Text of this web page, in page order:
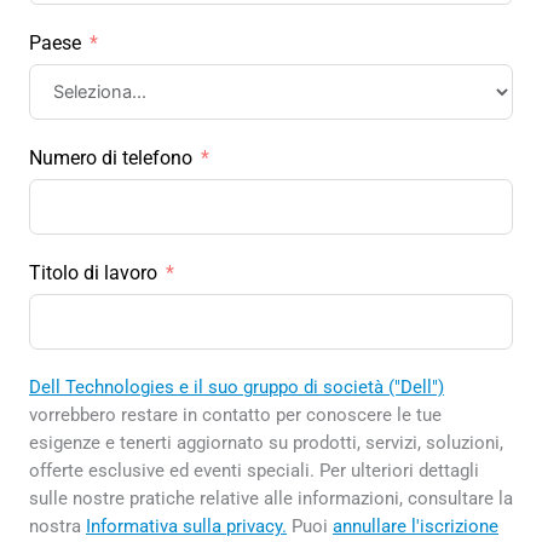
Paese
Numero di telefono
Titolo di lavoro
Dell Technologies e il suo gruppo di società ("Dell")
vorrebbero restare in contatto per conoscere le tue
esigenze e tenerti aggiornato su prodotti, servizi, soluzioni,
offerte esclusive ed eventi speciali. Per ulteriori dettagli
sulle nostre pratiche relative alle informazioni, consultare la
nostra Informativa sulla privacy. Puoi annullare l'iscrizione